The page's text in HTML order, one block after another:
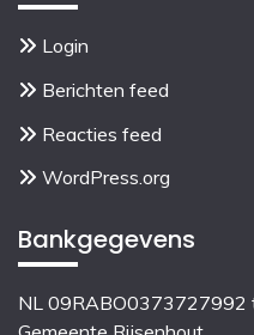
Login
Berichten feed
Reacties feed
WordPress.org
Bankgegevens
NL 09RABO0373727992